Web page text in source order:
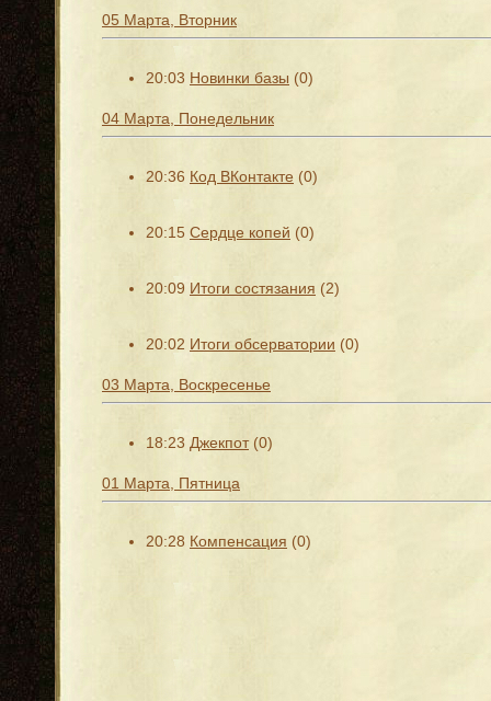
05 Марта, Вторник
20:03 Новинки базы (0)
04 Марта, Понедельник
20:36 Код ВКонтакте (0)
20:15 Сердце копей (0)
20:09 Итоги состязания (2)
20:02 Итоги обсерватории (0)
03 Марта, Воскресенье
18:23 Джекпот (0)
01 Марта, Пятница
20:28 Компенсация (0)